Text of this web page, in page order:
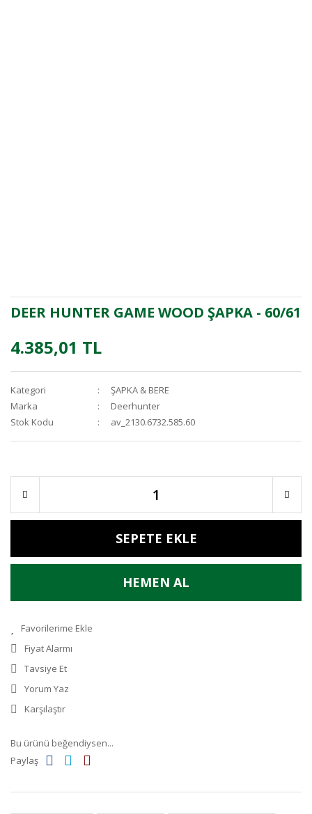
DEER HUNTER GAME WOOD ŞAPKA - 60/61
4.385,01 TL
Kategori
ŞAPKA & BERE
Marka
Deerhunter
Stok Kodu
av_2130.6732.585.60
SEPETE EKLE
HEMEN AL
Fiyat Alarmı
Tavsiye Et
Yorum Yaz
Karşılaştır
Bu ürünü beğendiysen...
Paylaş